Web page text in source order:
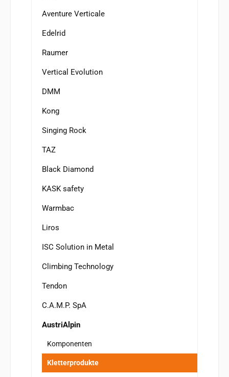
Aventure Verticale
Edelrid
Raumer
Vertical Evolution
DMM
Kong
Singing Rock
TAZ
Black Diamond
KASK safety
Warmbac
Liros
ISC Solution in Metal
Climbing Technology
Tendon
C.A.M.P. SpA
AustriAlpin
Komponenten
Kletterprodukte